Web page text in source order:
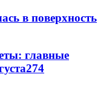
в поверхность
главные
274